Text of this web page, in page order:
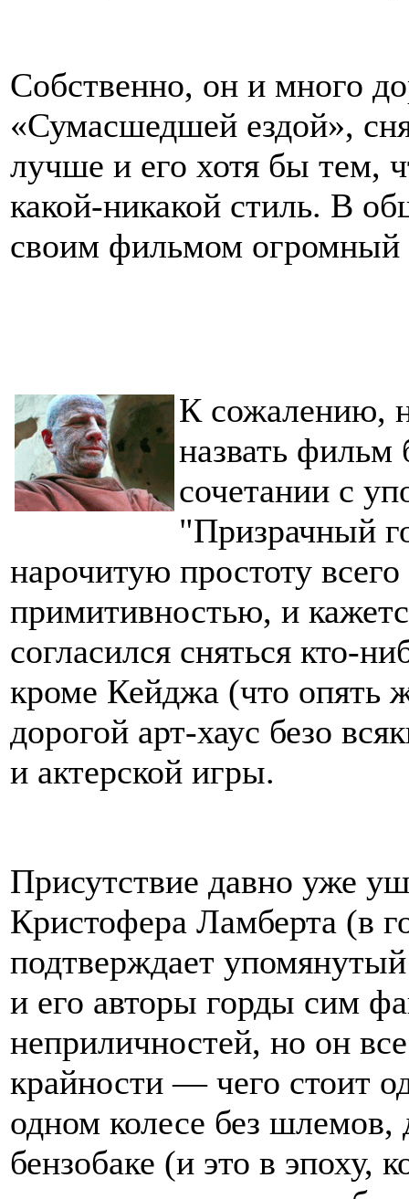
Собственно, он и много
«Сумасшедшей ездой»,
лучше и его хотя бы тем,
какой-никакой стиль. В
своим фильмом огромный
К сожалению,
назвать
сочетании с
"Призрачный
нарочитую простоту
примитивностью, и
согласился сняться кто-
кроме Кейджа (что опять
дорогой арт-хаус безо
и актерской игры.
Присутствие давно уже
Кристофера Ламберта (в
подтверждает
и его авторы горды сим
неприличностей, но он
крайности — чего стоит
одном колесе без
бензобаке (и это в эпоху,